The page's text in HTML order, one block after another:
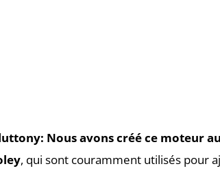
Nous avons créé ce moteur
, qui sont couramment utilisés pour